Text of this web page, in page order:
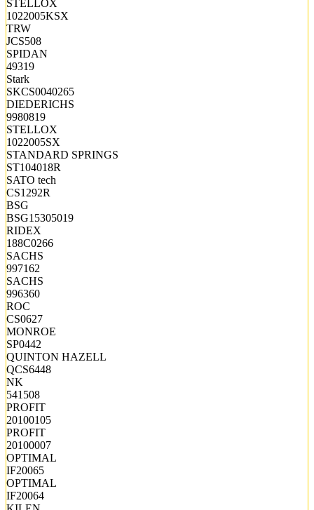
STELLOX
1022005KSX
TRW
JCS508
SPIDAN
49319
Stark
SKCS0040265
DIEDERICHS
9980819
STELLOX
1022005SX
STANDARD SPRINGS
ST104018R
SATO tech
CS1292R
BSG
BSG15305019
RIDEX
188C0266
SACHS
997162
SACHS
996360
ROC
CS0627
MONROE
SP0442
QUINTON HAZELL
QCS6448
NK
541508
PROFIT
20100105
PROFIT
20100007
OPTIMAL
IF20065
OPTIMAL
IF20064